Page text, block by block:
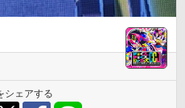
シェアする